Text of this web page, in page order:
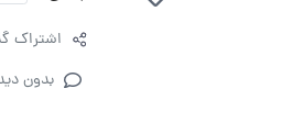
اشتراک
بدون